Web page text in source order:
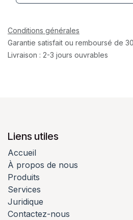
Conditions générales
Garantie satisfait ou remboursé de
Livraison : 2-3 jours ouvrables
Liens utiles
Accueil
À propos de nous
Produits
Services
Juridique
Contactez-nous